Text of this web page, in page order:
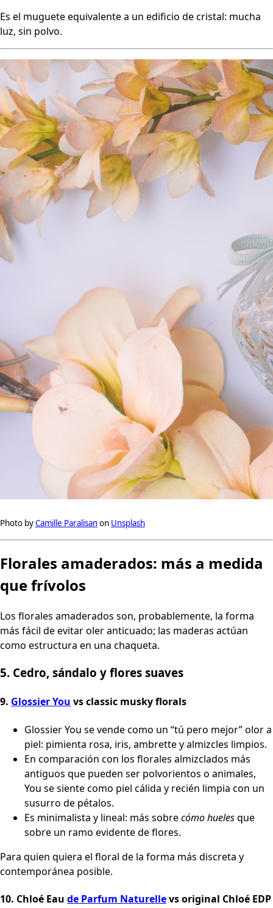
Es el muguete equivalente a un edificio de cristal: mucha
luz, sin polvo.
Photo byCamille Paralisanon Unsplash
Florales amaderados: más a medida
que frívolos
Los florales amaderados son, probablemente, la forma
más fácil de evitar oler anticuado; las maderas actúan
como estructura en una chaqueta.
5. Cedro, sándalo y flores suaves
9. Glossier You vs classic musky florals
Glossier You se vende como un “tú pero mejor” olor a
piel: pimienta rosa, iris, ambrette y almizcles limpios.
En comparación con los florales almizclados más
antiguos que pueden ser polvorientos o animales,
You se siente como piel cálida y recién limpia con un
susurro de pétalos.
Es minimalista y lineal: más sobrecómo huelesque
sobre un ramo evidente de flores.
Para quien quiera el floral de la forma más discreta y
contemporánea posible.
10. Chloé Eau de Parfum Naturellevs original Chloé EDP